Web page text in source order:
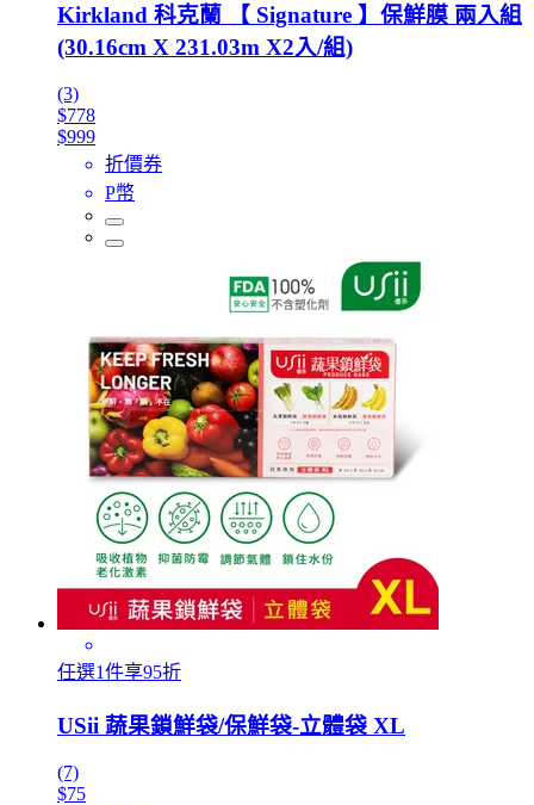
Kirkland 科克蘭 【 Signature 】保鮮膜 兩入組
(30.16cm X 231.03m X2入/組)
(3)
$778
$999
折價券
P幣
任選1件享95折
USii 蔬果鎖鮮袋/保鮮袋-立體袋 XL
(7)
$75